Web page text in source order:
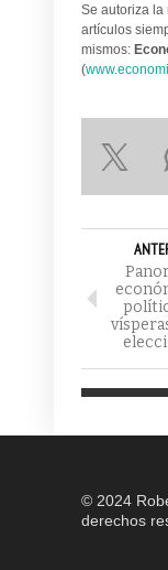
Se autoriza la
artículos
mismos:
(
© 2024
derechos